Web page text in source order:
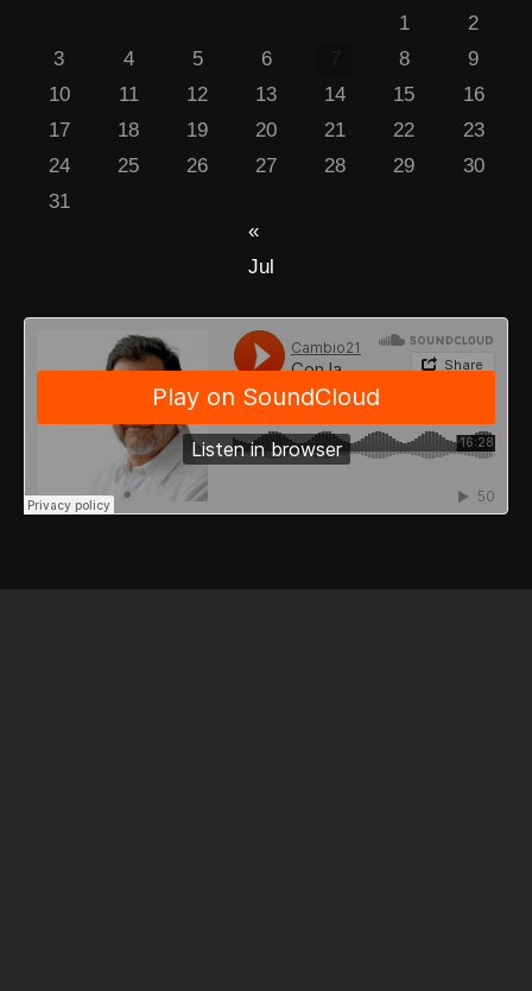
1
2
3
4 5 6 8
9
10
11 12 13 14 15
16
17
18 19 20 21 22
23
24
25 26 27 28 29
30
31
«
Jul